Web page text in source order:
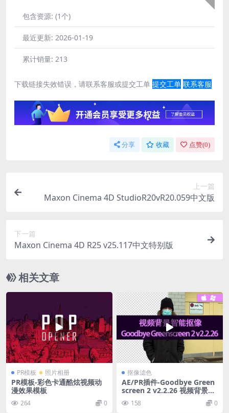
包含资源: (1个)
最近更新: 2026-01-19
累计销量: 213
下载链接失效错误，请联系客服或提交工单 提交工单 联系客服
分享 收藏 点赞(0)
上一篇
Maxon Cinema 4D StudioR20vR20.059中文版
下一篇
Maxon Cinema 4D R25 v25.117中文特别版
相关文章
PR模板 照片相册
PR模板-彩色卡通酷炫视频动
漫效果模板
264 0
抠像滤色
AE/PR插件-Goodbye Green
screen 2 v2.2.26 视频背景智
158 0